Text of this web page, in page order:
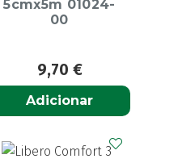
5cmx5m 01024-
00
9,70 €
Adicionar